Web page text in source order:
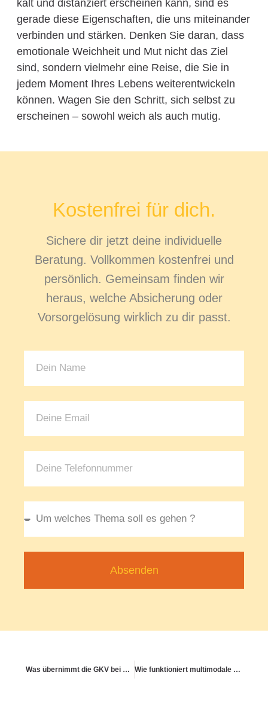
kalt und distanziert erscheinen kann, sind es
gerade diese Eigenschaften, die uns miteinander
verbinden und stärken. Denken Sie daran, dass
emotionale Weichheit und Mut nicht das Ziel
sind, sondern vielmehr eine Reise, die Sie in
jedem Moment Ihres Lebens weiterentwickeln
können. Wagen Sie den Schritt, sich selbst zu
erscheinen – sowohl weich als auch mutig.
Kostenfrei für dich.
Sichere dir jetzt deine individuelle
Beratung. Vollkommen kostenfrei und
persönlich. Gemeinsam finden wir
heraus, welche Absicherung oder
Vorsorgelösung wirklich zu dir passt.
Absenden
Was übernimmt die GKV bei chronischen Erschöpfungssymptomen? Wie funktioniert multimodale Schmerztherapie?